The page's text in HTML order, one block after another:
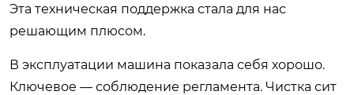
Эта техническая поддержка стала для нас
решающим плюсом.
В эксплуатации машина показала себя хорошо.
Ключевое — соблюдение регламента. Чистка сит